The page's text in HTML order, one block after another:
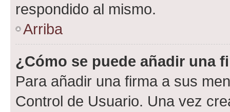
respondido al mismo.
Arriba
¿Cómo se puede añadir una
Para añadir una firma a sus
Control de Usuario. Una vez